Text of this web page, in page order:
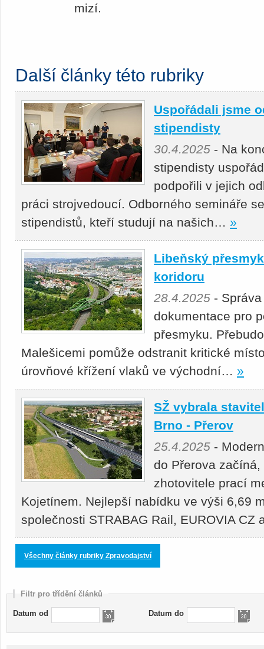
mizí.
Další články této rubriky
Uspořádali jsme
stipendisty
30.4.2025 - Na
stipendisty
podpořili v jejich
práci strojvedoucí. Odborného semináře
stipendistů, kteří studují na našich… »
Libeňský
koridoru
28.4.2025 -
dokumentace pro
přesmyku.
Malešicemi pomůže odstranit kritické
úrovňové křížení vlaků ve východní… »
SŽ vybrala
Brno - Přerov
25.4.2025 -
do Přerova
zhotovitele prací
Kojetínem. Nejlepší nabídku ve výši 6,69
společnosti STRABAG Rail, EUROVIA
Všechny články rubriky Zpravodajství
Filtr pro třídění článků
Datum od Datum do